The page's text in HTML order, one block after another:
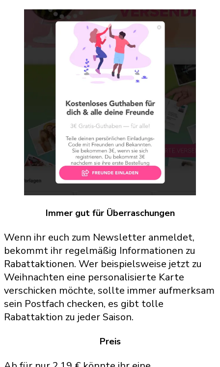
Immer gut für Überraschungen
Wenn ihr euch zum Newsletter anmeldet,
bekommt ihr regelmäßig Informationen zu
Rabattaktionen. Wer beispielsweise jetzt zu
Weihnachten eine personalisierte Karte
verschicken möchte, sollte immer aufmerksam
sein Postfach checken, es gibt tolle
Rabattaktion zu jeder Saison.
Preis